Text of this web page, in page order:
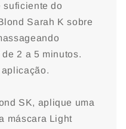
suficiente do
Sarah K sobre
2 a 5 minutos.
SK, aplique uma
máscara Light